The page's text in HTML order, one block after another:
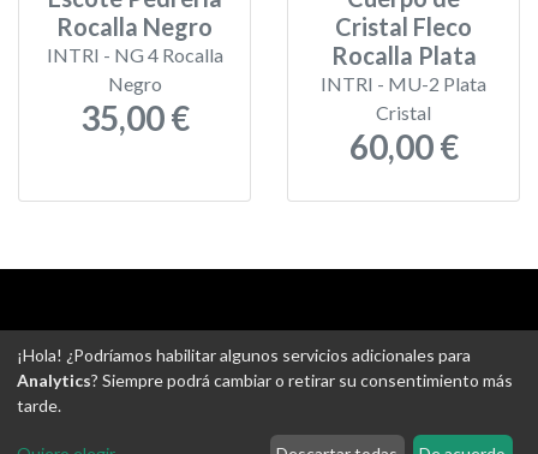
Rocalla Negro
INTRI - NG 4 Rocalla
Negro
35,00 €
Cristal Fleco
Rocalla Plata
INTRI - MU-2 Plata
Cristal
60,00 €
-Gastos de envío-Uso de cookies-Ajustes de Cookies
¡Hola! ¿Podríamos habilitar algunos servicios adicionales para
Analytics? Siempre podrá cambiar o retirar su consentimiento más
tarde.